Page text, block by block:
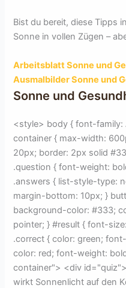
Bist du bereit, diese Tipps
Sonne in vollen Zügen –
Arbeitsblatt Sonne und
Ausmalbilder Sonne und
Sonne und
<style> body { font-family:
container { max-width:
20px; border: 2px solid
.question { font-weight:
.answers { list-style-type:
margin-bottom: 10px; }
background-color: #333;
pointer; } #result { font-
.correct { color: green;
color: red; font-weight:
container"> <div
wirkt Sonnenlicht auf den